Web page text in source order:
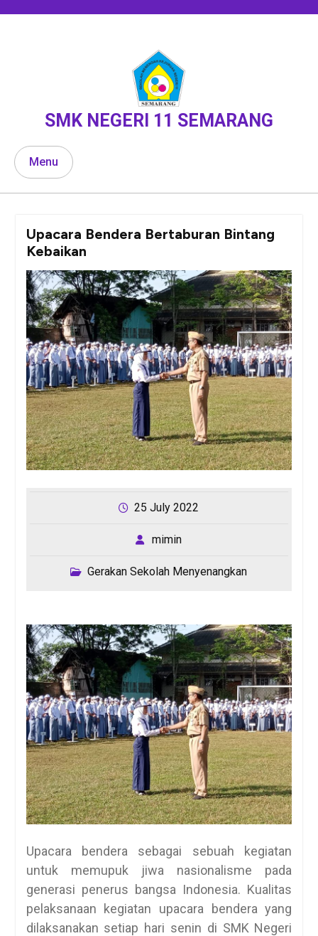
SMK NEGERI 11 SEMARANG
Menu
Upacara Bendera Bertaburan Bintang
Kebaikan
25 July 2022
mimin
Gerakan Sekolah Menyenangkan
Upacara bendera sebagai sebuah kegiatan
untuk memupuk jiwa nasionalisme pada
generasi penerus bangsa Indonesia. Kualitas
pelaksanaan kegiatan upacara bendera yang
dilaksanakan setiap hari senin di SMK Negeri